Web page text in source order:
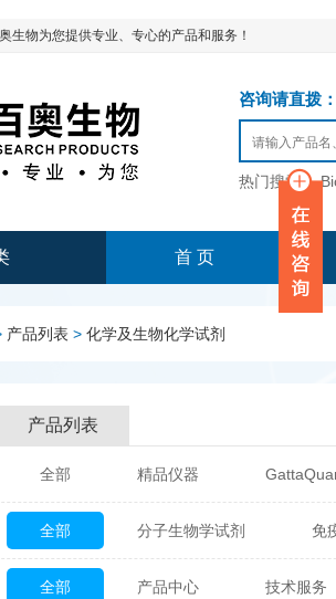
生物为您提供专业、专心的产品和服务！
咨询请直拨
热门搜索：
首 页
产品列表 > 化学及生物化学试剂
产品列表
全部 精品仪器
Glycon Biochem Sterlitech
Echelon Biosciences Verichem
全部 分子生物学试剂 免
化学及生物化学试剂 材料学试剂
全部 产品中心 技术服务